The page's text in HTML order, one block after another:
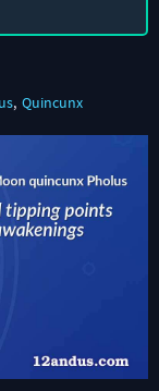
Quincunx